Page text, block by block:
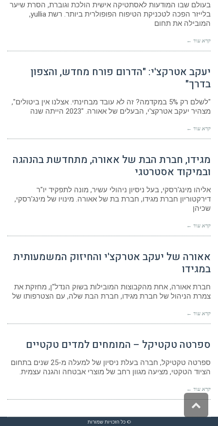
בעולם שבו המודעות לאסתטיקה אישית הולכת וגוברת, הסרת שיער
בלייזר הפכה לטכניקת הטיפוח הפופולרית ביותר. רשת yullia,
המובילה את תחום
קרא עוד ←
יעקב אטרקצ'י: "הדרום פורח מחדש, והצפון
בדרך"
"לשלם רק 5% במקדמה? זה לא עובד מבחינתי. אצלנו אין ביטולים",
מצהיר יעקב אטרקצ'י, הבעלים של אאורה. "2023 הייתה שנה
קרא עוד ←
מגידו, חברת הבת של אאורה, מתחדשת בהנהגה
ובמיקוד אסטרטגי
אליהו מינג'רסקי, בעל ניסיון ניהולי עשיר, מונה לתפקיד יו"ר
דירקטוריון חברת מגידו, חברת בת של אאורה. מינויו של מינג'רסקי,
שכיהן
קרא עוד ←
אאורה של יעקב אטרקצ'י והחיזוק המשמעותית
במגידו
חברת אאורה, אחת מהקבוצות המובילות בשוק הנדל"ן, מחזקת את
צמרת הניהול של חברת מגידו, חברת הבת שלה, עם הצטרפותו של
קרא עוד ←
ספרטה טקטיקל – המומחים למדים טקטיים
ספרטה טקטיקל, חברה בעלת ניסיון של למעלה מ-25 שנים בתחום
הציוד הטקטי, מציעה מגוון רחב של מוצרי אבטחה והגנה עצמית.
קרא עוד ←
© כל הזכויות שמורות
לראש